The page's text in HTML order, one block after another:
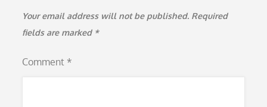
Your email address will not be published. Required
fields are marked *
Comment *